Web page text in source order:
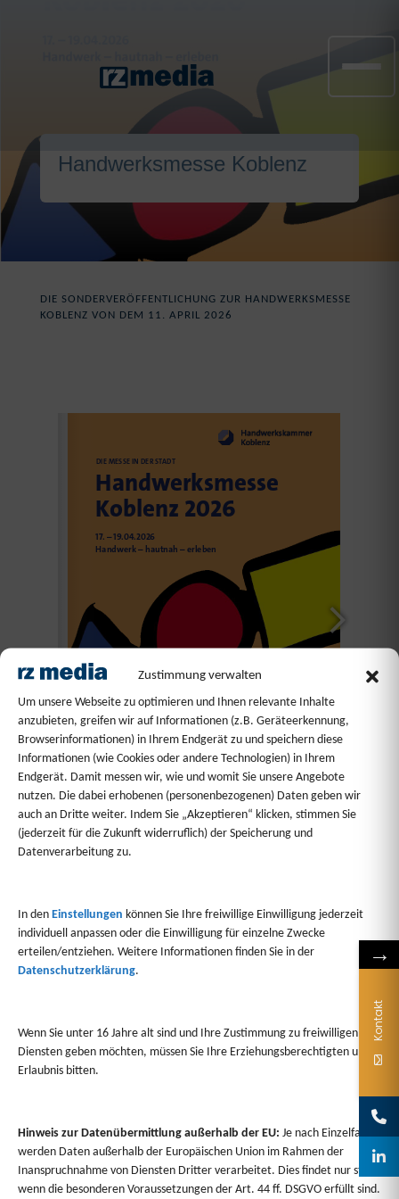
Zustimmung verwalten
Um unsere Webseite zu optimieren und Ihnen relevante Inhalte
anzubieten, greifen wir auf Informationen (z.B. Geräteerkennung,
Browserinformationen) in Ihrem Endgerät zu und speichern diese
Informationen (wie Cookies oder andere Technologien) in Ihrem
Endgerät. Damit messen wir, wie und womit Sie unsere Angebote
nutzen. Die dabei erhobenen (personenbezogenen) Daten geben wir
auch an Dritte weiter. Indem Sie „Akzeptieren“ klicken, stimmen Sie
(jederzeit für die Zukunft widerruflich) der Speicherung und
Datenverarbeitung zu.
In den Einstellungen können Sie Ihre freiwillige Einwilligung jederzeit
individuell anpassen oder die Einwilligung für einzelne Zwecke
erteilen/entziehen. Weitere Informationen finden Sie in der
Datenschutzerklärung.
Wenn Sie unter 16 Jahre alt sind und Ihre Zustimmung zu freiwilligen
Diensten geben möchten, müssen Sie Ihre Erziehungsberechtigten um
Erlaubnis bitten.
Hinweis zur Datenübermittlung außerhalb der EU: Je nach Einzelfall
werden Daten außerhalb der Europäischen Union im Rahmen der
Inanspruchnahme von Diensten Dritter verarbeitet. Dies findet nur statt,
wenn die besonderen Voraussetzungen der Art. 44 ff. DSGVO erfüllt sind.
Handwerksmesse Koblenz
DIE SONDERVERÖFFENTLICHUNG ZUR HANDWERKSMESSE
KOBLENZ VON DEM 11. APRIL 2026
Sie haben Fragen? →
Kontakt